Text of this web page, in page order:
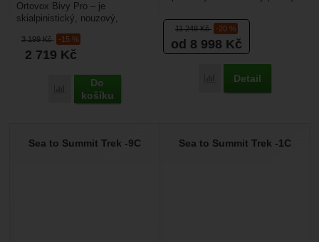
3 199Kč -15 %
2 719 Kč
Přidat 'Ortovox Bivy Pro' k porovnání
Do
košíku
Ortovox Bivy Pro – je
skialpinistický, nouzový,
osoby. Uvnitř je nalaminovaná...
11 248Kč -20 %
od 8 998 Kč
Přidat 'Sea to Summit
Detail
obdélníkového zúženého
střihu.Je...
Sea to Summit Trek -9C Sea to Summit Trek -1C